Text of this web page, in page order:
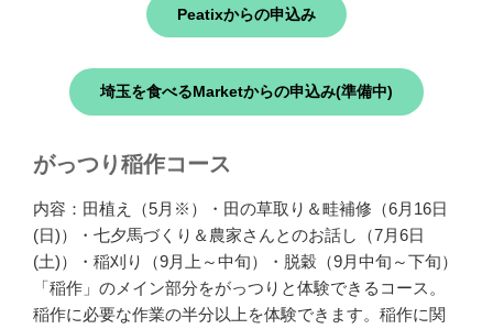
Peatixからの申込み
埼玉を食べるMarketからの申込み(準備中)
がっつり稲作コース
内容：田植え（5月※）・田の草取り＆畦補修（6月16日
(日)）・七夕馬づくり＆農家さんとのお話し（7月6日
(土)）・稲刈り（9月上～中旬）・脱穀（9月中旬～下旬）
「稲作」のメイン部分をがっつりと体験できるコース。
稲作に必要な作業の半分以上を体験できます。稲作に関